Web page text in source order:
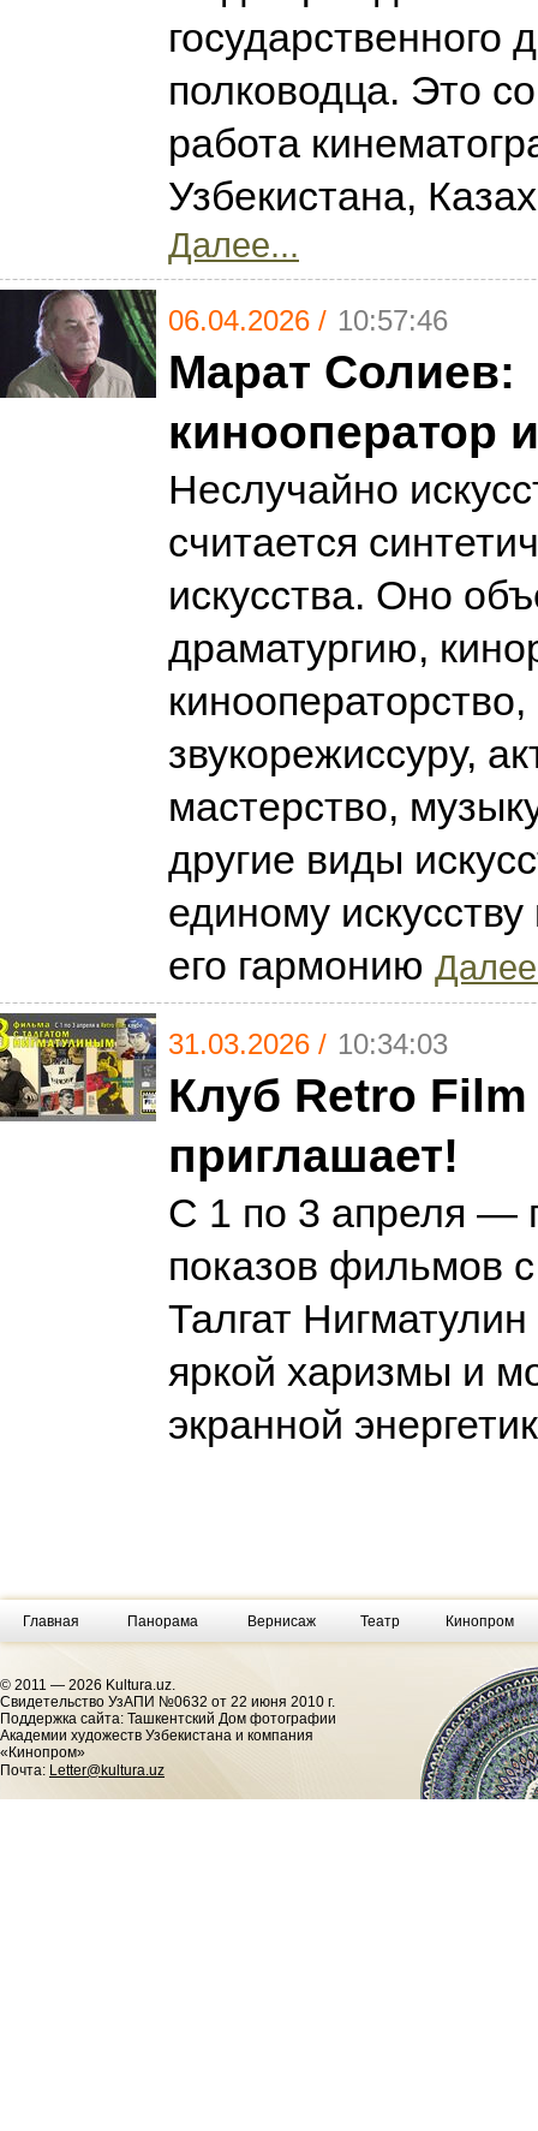
государственного
полководца. Это
работа
Узбекистана,
Далее...
06.04.2026 / 10:57:46
Марат Солиев:
кинооператор
Неслучайно
считается
искусства. Оно
драматургию,
кинооператорство,
звукорежиссуру,
мастерство,
другие виды
единому
его гармонию
31.03.2026 / 10:34:03
Клуб Retro Film
приглашает!
С 1 по 3 апреля —
показов фильмов
Талгат
яркой харизмы и
экранной
Главная Панорама Вернисаж Театр Кинопром
© 2011 — 2026 Kultura.uz.
Cвидетельство УзАПИ №0632 от 22 июня 2010 г.
Поддержка сайта: Ташкентский Дом фотографии
Академии художеств Узбекистана и компания
«Кинопром»
Почта: Letter@kultura.uz